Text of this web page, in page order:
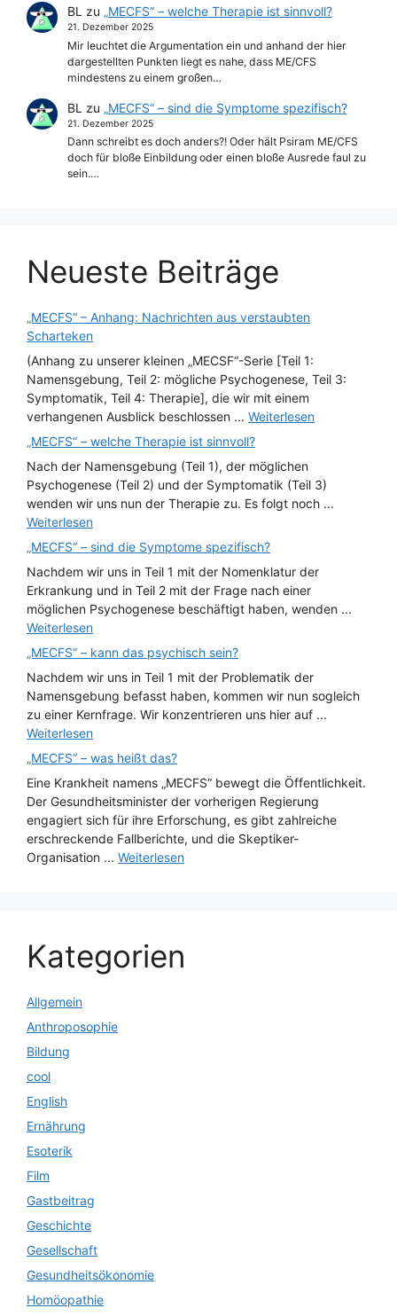
BL zu „MECFS“ – welche Therapie ist sinnvoll?
21. Dezember 2025
Mir leuchtet die Argumentation ein und anhand der hier
dargestellten Punkten liegt es nahe, dass ME/CFS
mindestens zu einem großen…
BL zu „MECFS“ – sind die Symptome spezifisch?
21. Dezember 2025
Dann schreibt es doch anders?! Oder hält Psiram ME/CFS
doch für bloße Einbildung oder einen bloße Ausrede faul zu
sein.…
Neueste Beiträge
„MECFS“ – Anhang: Nachrichten aus verstaubten
Scharteken
(Anhang zu unserer kleinen „MECSF“-Serie [Teil 1:
Namensgebung, Teil 2: mögliche Psychogenese, Teil 3:
Symptomatik, Teil 4: Therapie], die wir mit einem
verhangenen Ausblick beschlossen ... Weiterlesen
„MECFS“ – welche Therapie ist sinnvoll?
Nach der Namensgebung (Teil 1), der möglichen
Psychogenese (Teil 2) und der Symptomatik (Teil 3)
wenden wir uns nun der Therapie zu. Es folgt noch ...
Weiterlesen
„MECFS“ – sind die Symptome spezifisch?
Nachdem wir uns in Teil 1 mit der Nomenklatur der
Erkrankung und in Teil 2 mit der Frage nach einer
möglichen Psychogenese beschäftigt haben, wenden ...
Weiterlesen
„MECFS“ – kann das psychisch sein?
Nachdem wir uns in Teil 1 mit der Problematik der
Namensgebung befasst haben, kommen wir nun sogleich
zu einer Kernfrage. Wir konzentrieren uns hier auf ...
Weiterlesen
„MECFS“ – was heißt das?
Eine Krankheit namens „MECFS“ bewegt die Öffentlichkeit.
Der Gesundheitsminister der vorherigen Regierung
engagiert sich für ihre Erforschung, es gibt zahlreiche
erschreckende Fallberichte, und die Skeptiker-
Organisation ... Weiterlesen
Kategorien
Allgemein
Anthroposophie
Bildung
cool
English
Ernährung
Esoterik
Film
Gastbeitrag
Geschichte
Gesellschaft
Gesundheitsökonomie
Homöopathie